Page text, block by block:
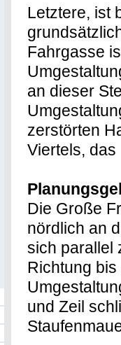
Letztere, ist
Fahrgasse
an dieser
zerstörten
Viertels,
Die Große
nördlich an
sich parallel
Richtung
und Zeil